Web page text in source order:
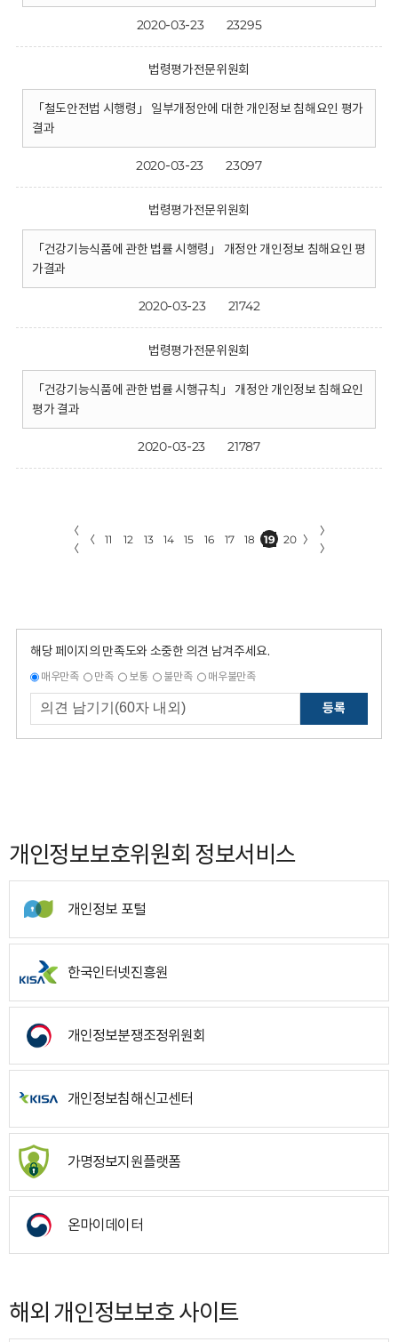
2020-03-23 23295
법령평가전문위원회
「철도안전법 시행령」 일부개정안에 대한 개인정보 침해요인 평가
결과
2020-03-23 23097
법령평가전문위원회
「건강기능식품에 관한 법률 시행령」 개정안 개인정보 침해요인 평
가결과
2020-03-23 21742
법령평가전문위원회
「건강기능식품에 관한 법률 시행규칙」 개정안 개인정보 침해요인
평가 결과
2020-03-23 21787
〈
〈
〈 11 12 13 14 15 16 17 18 19 20 〉
〉
〉
해당 페이지의 만족도와 소중한 의견 남겨주세요.
매우만족 만족 보통 불만족 매우불만족
등록
개인정보보호위원회 정보서비스
개인정보 포털
한국인터넷진흥원
개인정보분쟁조정위원회
개인정보침해신고센터
가명정보지원플랫폼
온마이데이터
해외 개인정보보호 사이트